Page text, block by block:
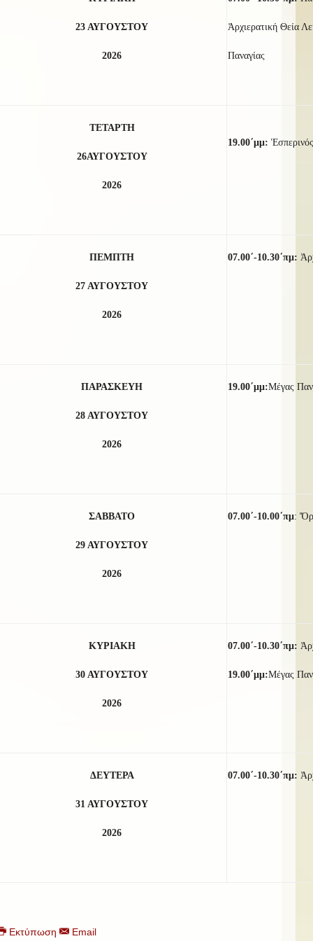
23 ΑΥΓΟΥΣΤΟΥ
2026
Ἀρχιερατική Θεία
Παναγίας
ΤΕΤΑΡΤΗ
26ΑΥΓΟΥΣΤΟΥ
2026
19.00΄μμ:
ΠΕΜΠΤΗ
27 ΑΥΓΟΥΣΤΟΥ
2026
07.00΄-10.30΄πμ:
ΠΑΡΑΣΚΕΥΗ
28 ΑΥΓΟΥΣΤΟΥ
2026
19.00΄μμ:Μέγας
ΣΑΒΒΑΤΟ
29 ΑΥΓΟΥΣΤΟΥ
2026
07.00΄-10.00΄πμ:
ΚΥΡΙΑΚΗ
30 ΑΥΓΟΥΣΤΟΥ
2026
07.00΄-10.30΄πμ:
19.00΄μμ:Μέγας
ΔΕΥΤΕΡΑ
31 ΑΥΓΟΥΣΤΟΥ
2026
07.00΄-10.30΄πμ:
Εκτύπωση Email